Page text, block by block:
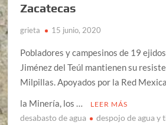
Zacatecas
grieta 15 junio, 2020
Pobladores y campesinos de 19
Jiménez del Teúl mantienen su
Milpillas. Apoyados por la Red
la Minería, los …
LEER MÁS
desabasto de agua
despojo de agua y